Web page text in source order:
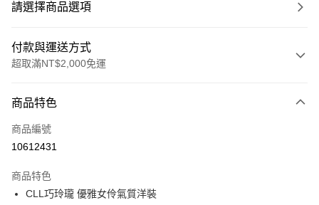
請選擇商品選項
付款與運送方式
超取滿NT$2,000免運
信用卡一次付款
信用卡分期付款
合作金庫商業銀行
華南商業銀行
超商取貨付款
商品特色
商品編號
10612431
商品特色
CLL巧玲瓏 優雅女伶氣質洋裝